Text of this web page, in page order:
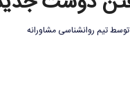
توسطتیم روانشناسی مشاورانه